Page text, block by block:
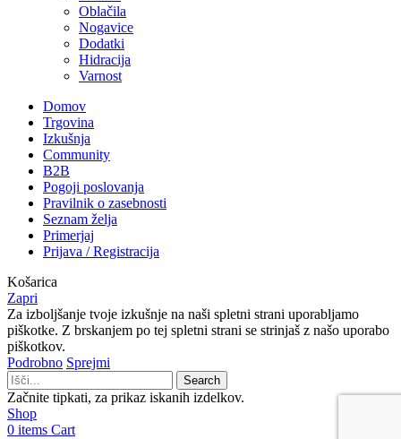
Oblačila
Nogavice
Dodatki
Hidracija
Varnost
Domov
Trgovina
Izkušnja
Community
B2B
Pogoji poslovanja
Pravilnik o zasebnosti
Seznam želja
Primerjaj
Prijava / Registracija
Košarica
Zapri
Za izboljšanje tvoje izkušnje na naši spletni strani uporabljamo
piškotke. Z brskanjem po tej spletni strani se strinjaš z našo uporabo
piškotkov.
Podrobno Sprejmi
Search
Začnite tipkati, za prikaz iskanih izdelkov.
Shop
0 items Cart